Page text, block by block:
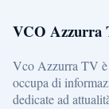
VCO Azzurra
Vco Azzurra TV è
occupa di
dedicate ad